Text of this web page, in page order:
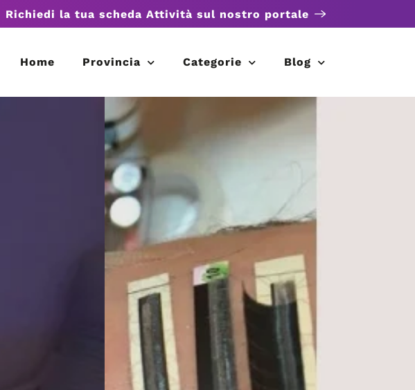
Richiedi la tua scheda Attività sul nostro portale
Home Provincia Categorie Blog